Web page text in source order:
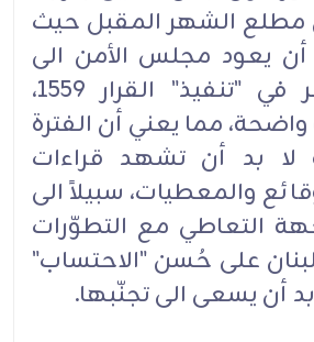
مطلع الشهر المقبل حيث
يعود مجلس الأمن الى
الاجتماع للنظر في "تنفيذ" القرار 1559،
مما يعني أن الفترة
لا بد أن تشهد قراءات
والمعطيات، سبيلاً الى
التعاطي مع التطوّرات
لبنان على حُسن "الاحتساب"
أن يسعى الى تجنّبها.‏